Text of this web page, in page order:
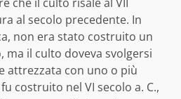
al secolo precedente. In
non era stato costruito un
il culto doveva svolgersi
attrezzata con uno o più
costruito nel VI secolo a. C.,